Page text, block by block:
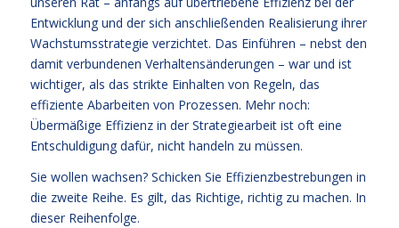
Entwicklung und der sich anschließenden Realisierung ihrer
Wachstumsstrategie verzichtet. Das Einführen – nebst den
damit verbundenen Verhaltensänderungen – war und ist
wichtiger, als das strikte Einhalten von Regeln, das
effiziente Abarbeiten von Prozessen. Mehr noch:
Übermäßige Effizienz in der Strategiearbeit ist oft eine
Entschuldigung dafür, nicht handeln zu müssen.
Sie wollen wachsen? Schicken Sie Effizienzbestrebungen in
die zweite Reihe. Es gilt, das Richtige, richtig zu machen. In
dieser Reihenfolge.